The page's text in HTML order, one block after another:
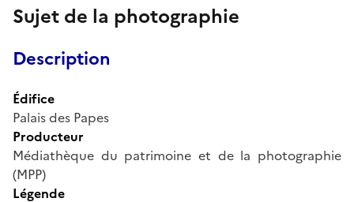
Sujet de la photographie
Description
Édifice
Palais des Papes
Producteur
Médiathèque du patrimoine et de la photographie
(MPP)
Légende